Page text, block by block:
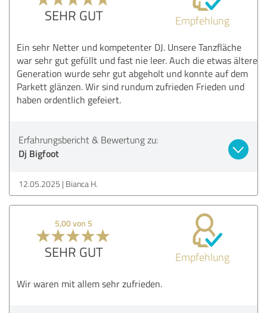
SEHR GUT Empfehlung
Ein sehr Netter und kompetenter DJ. Unsere Tanzfläche
war sehr gut gefüllt und fast nie leer. Auch die etwas ältere
Generation wurde sehr gut abgeholt und konnte auf dem
Parkett glänzen. Wir sind rundum zufrieden Frieden und
haben ordentlich gefeiert.
Erfahrungsbericht & Bewertung zu:
Dj Bigfoot
12.05.2025 Bianca H.
5,00 von 5
SEHR GUT Empfehlung
Wir waren mit allem sehr zufrieden.